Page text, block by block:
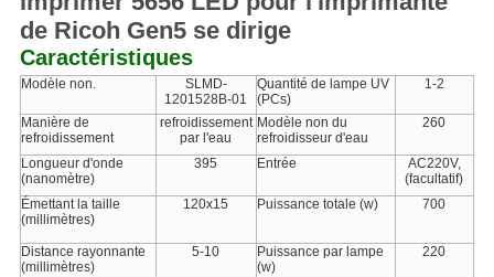
de Ricoh Gen5 se dirige
Caractéristiques
Modèle non.
SLMD-
1201528B-01
Quantité de lampe UV
(PCs)
1-2
Manière de
refroidissement
refroidissement
par l'eau
Modèle non du
refroidisseur d'eau
260
Longueur d'onde
(nanomètre)
395 Entrée
AC220V,
(facultatif)
Émettant la taille
(millimètres)
120x15 Puissance totale (w) 700
Distance rayonnante
(millimètres)
5-10
Puissance par lampe
(w)
220